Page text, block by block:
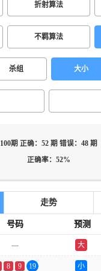
折射算法
不羁算法
杀组 大小
100期 正确：52 期 错误：48 期
正确率：52%
走势
号码 预测
---
大
8 9 19 小